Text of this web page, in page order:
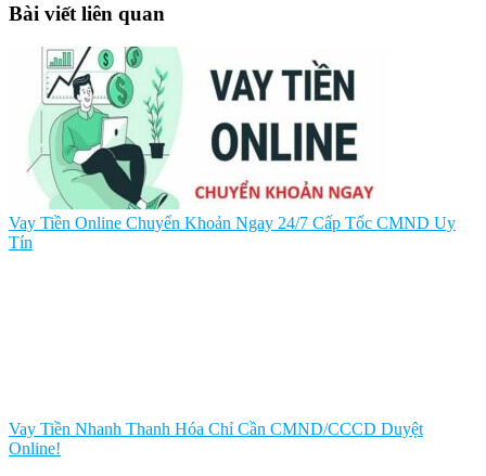
Bài viết liên quan
Vay Tiền Online Chuyển Khoản Ngay 24/7 Cấp Tốc CMND Uy
Tín
Vay Tiền Nhanh Thanh Hóa Chỉ Cần CMND/CCCD Duyệt
Online!